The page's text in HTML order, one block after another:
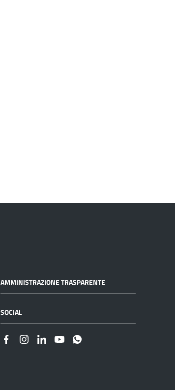
AMMINISTRAZIONE TRASPARENTE
SOCIAL